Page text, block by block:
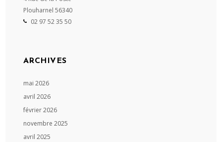
Plouharnel 56340
02 97 52 35 50
ARCHIVES
mai 2026
avril 2026
février 2026
novembre 2025
avril 2025